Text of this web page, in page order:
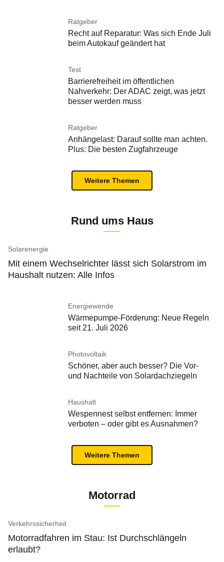
Ratgeber
Recht auf Reparatur: Was sich Ende Juli
beim Autokauf geändert hat
Test
Barrierefreiheit im öffentlichen
Nahverkehr: Der ADAC zeigt, was jetzt
besser werden muss
Ratgeber
Anhängelast: Darauf sollte man achten.
Plus: Die besten Zugfahrzeuge
Weitere Themen
Rund ums Haus
Solarenergie
Mit einem Wechselrichter lässt sich Solarstrom im
Haushalt nutzen: Alle Infos
Energiewende
Wärmepumpe-Förderung: Neue Regeln
seit 21. Juli 2026
Photovoltaik
Schöner, aber auch besser? Die Vor-
und Nachteile von Solardachziegeln
Haushalt
Wespennest selbst entfernen: Immer
verboten – oder gibt es Ausnahmen?
Weitere Themen
Motorrad
Verkehrssicherheit
Motorradfahren im Stau: Ist Durchschlängeln
erlaubt?